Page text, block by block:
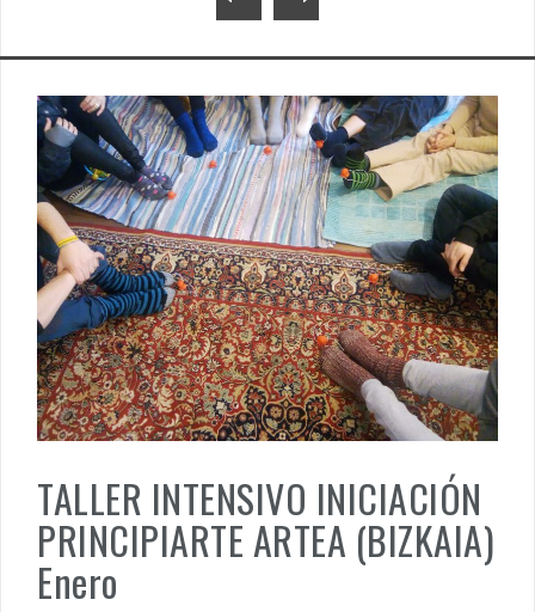
TALLER INTENSIVO INICIACIÓN
PRINCIPIARTE ARTEA (BIZKAIA)
Enero